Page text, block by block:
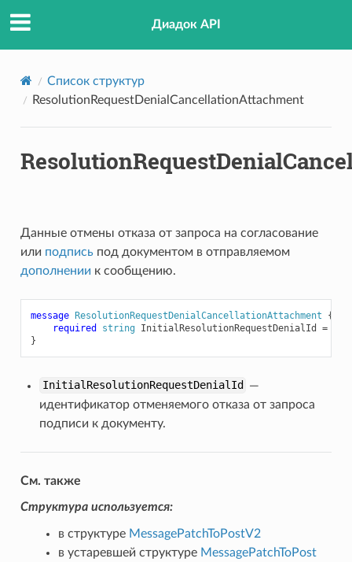
Диадок API
Список структур
ResolutionRequestDenialCancellationAttachment
Данные отмены отказа от запроса на согласование
или подписьпод документом в отправляемом
дополнении к сообщению.
message ResolutionRequestDenialCancellationAttachment
{
required
string InitialResolutionRequestDenialId =
}
InitialResolutionRequestDenialId
—
идентификатор отменяемого отказа от запроса
подписи к документу.
См. также
Структура используется:
в структуре MessagePatchToPostV2
в устаревшей структуре MessagePatchToPost